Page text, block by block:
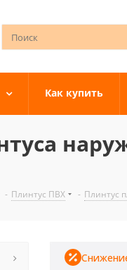
Как купить
- Плинтус ПВХ - Плинтус